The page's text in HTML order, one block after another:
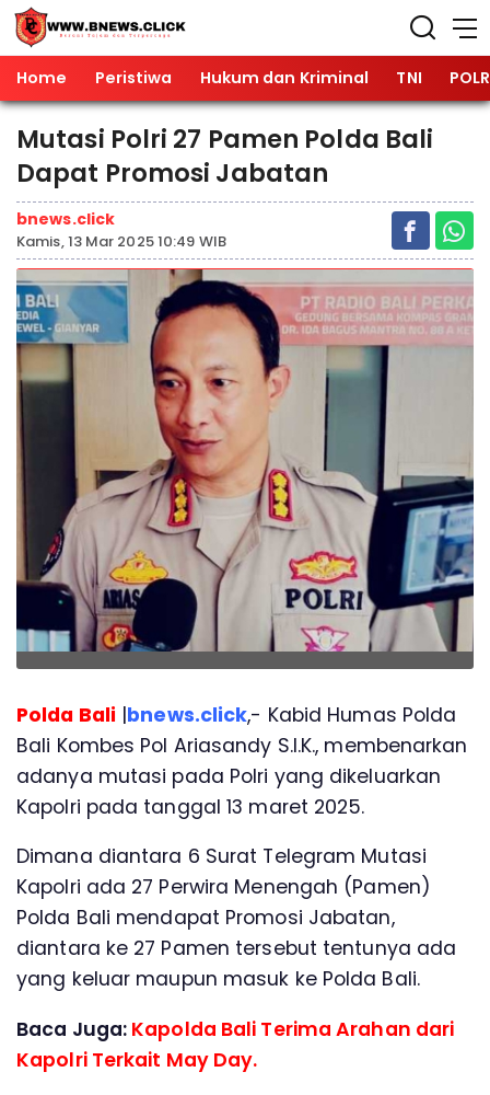
Home Peristiwa Hukum dan Kriminal TNI
Mutasi Polri 27 Pamen Polda Bali
Dapat Promosi Jabatan
bnews.click
Kamis, 13 Mar 2025 10:49 WIB
Polda Bali |bnews.click,- Kabid Humas Polda
Bali Kombes Pol Ariasandy S.I.K., membenarkan
adanya mutasi pada Polri yang dikeluarkan
Kapolri pada tanggal 13 maret 2025.
Dimana diantara 6 Surat Telegram Mutasi
Kapolri ada 27 Perwira Menengah (Pamen)
Polda Bali mendapat Promosi Jabatan,
diantara ke 27 Pamen tersebut tentunya ada
yang keluar maupun masuk ke Polda Bali.
Baca Juga: Kapolda Bali Terima Arahan dari
Kapolri Terkait May Day.